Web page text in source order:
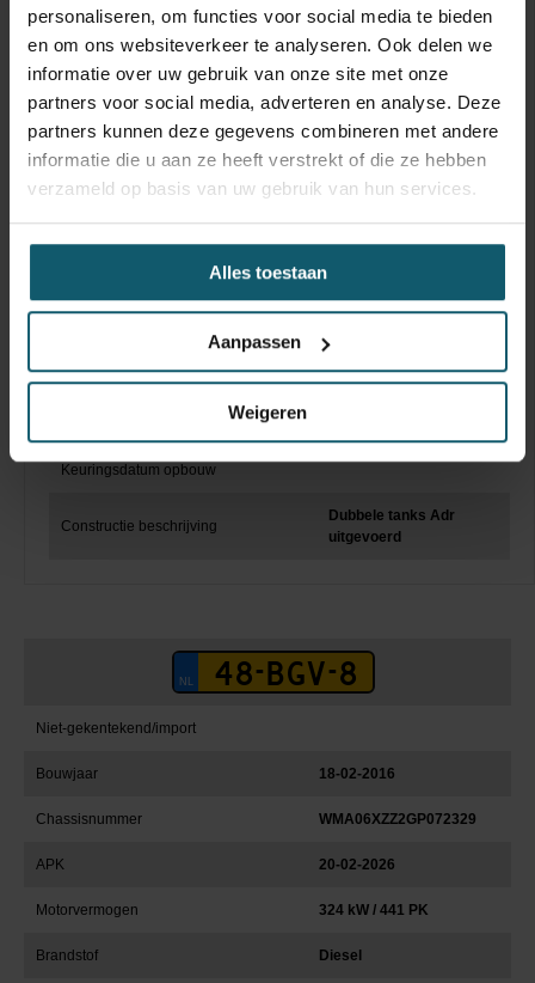
personaliseren, om functies voor social media te bieden
en om ons websiteverkeer te analyseren. Ook delen we
informatie over uw gebruik van onze site met onze
partners voor social media, adverteren en analyse. Deze
partners kunnen deze gegevens combineren met andere
informatie die u aan ze heeft verstrekt of die ze hebben
verzameld op basis van uw gebruik van hun services.
Alles toestaan
Aanpassen
Weigeren
Carrosseriebouwer
Laadbaklengte
Breedte
Hoogte
Vloerhoogte
Laadklep
Keuringsdatum opbouw
Constructie beschrijving
Dubbele tanks Adr
uitgevoerd
Niet-gekentekend/import
Bouwjaar 18-02-2016
Chassisnummer WMA06XZZ2GP072329
APK 20-02-2026
Motorvermogen 324 kW / 441 PK
Brandstof Diesel